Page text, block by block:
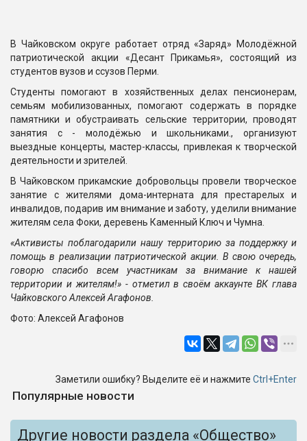
В Чайковском округе работает отряд «Заряд» Молодёжной
патриотической акции «Десант Прикамья», состоящий из
студентов вузов и ссузов Перми.
Студенты помогают в хозяйственных делах пенсионерам,
семьям мобилизованных, помогают содержать в порядке
памятники и обустраивать сельские территории, проводят
занятия с - молодёжью и школьниками., организуют
выездные концерты, мастер-классы, привлекая к творческой
деятельности и зрителей.
В Чайковском прикамские добровольцы провели творческое
занятие с жителями дома-интерната для престарелых и
инвалидов, подарив им внимание и заботу, уделили внимание
жителям села Фоки, деревень Каменный Ключ и Чумна.
«Активисты поблагодарили нашу территорию за поддержку и
помощь в реализации патриотической акции. В свою очередь,
говорю спасибо всем участникам за внимание к нашей
территории и жителям!»- отметил в своём аккаунте ВК глава
Чайковского Алексей Агафонов.
Фото: Алексей Агафонов
Заметили ошибку? Выделите её и нажмите Ctrl+Enter
Популярные новости
Другие новости раздела «Общество»